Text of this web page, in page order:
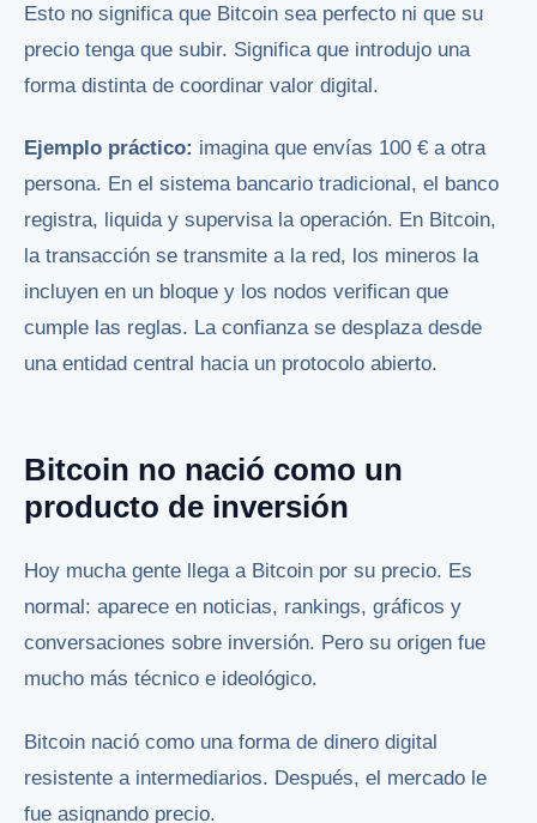
Esto no significa que Bitcoin sea perfecto ni que su
precio tenga que subir. Significa que introdujo una
forma distinta de coordinar valor digital.
Ejemplo práctico: imagina que envías 100 € a otra
persona. En el sistema bancario tradicional, el banco
registra, liquida y supervisa la operación. En Bitcoin,
la transacción se transmite a la red, los mineros la
incluyen en un bloque y los nodos verifican que
cumple las reglas. La confianza se desplaza desde
una entidad central hacia un protocolo abierto.
Bitcoin no nació como un
producto de inversión
Hoy mucha gente llega a Bitcoin por su precio. Es
normal: aparece en noticias, rankings, gráficos y
conversaciones sobre inversión. Pero su origen fue
mucho más técnico e ideológico.
Bitcoin nació como una forma de dinero digital
resistente a intermediarios. Después, el mercado le
fue asignando precio.